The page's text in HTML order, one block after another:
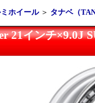
ホイール＞ タナベ（
21インチ×9.0J